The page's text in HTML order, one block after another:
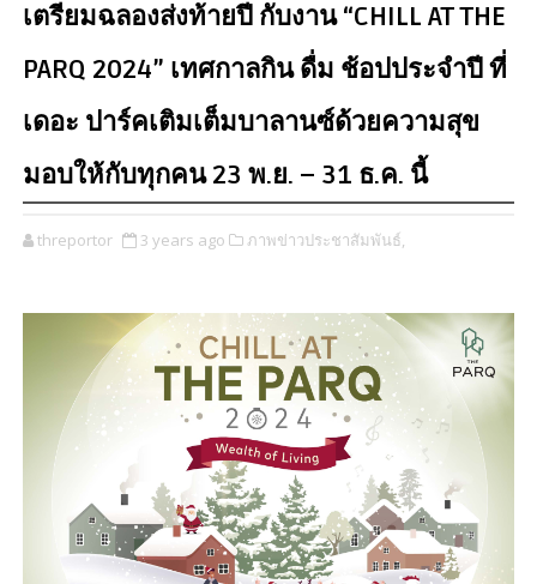
เตรียมฉลองส่งท้ายปี กับงาน “CHILL AT THE
PARQ 2024” เทศกาลกิน ดื่ม ช้อปประจำปี ที่
เดอะ ปาร์คเติมเต็มบาลานซ์ด้วยความสุข
มอบให้กับทุกคน 23 พ.ย. – 31 ธ.ค. นี้
threportor 3 years ago ภาพข่าวประชาสัมพันธ์,